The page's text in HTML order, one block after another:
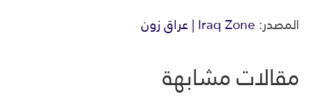
المصدر:Iraq Zone | عراق زون
مقالات مشابهة